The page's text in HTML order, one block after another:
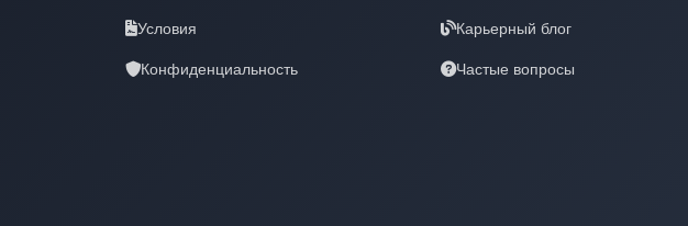
Условия
Конфиденциальность
Карьерный блог
Частые вопросы